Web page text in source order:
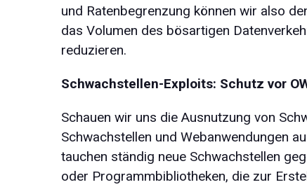
und Ratenbegrenzung können wir also
das Volumen des bösartigen
reduzieren.
Schwachstellen-Exploits: Schutz vor
Schauen wir uns die Ausnutzung von
Schwachstellen und Webanwendungen
tauchen ständig neue Schwachstellen
oder Programmbibliotheken, die zur